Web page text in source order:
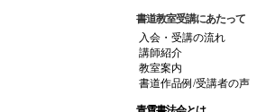
書道教室受講にあたって
入会・受講の流れ
講師紹介
教室案内
書道作品例/受講者の声